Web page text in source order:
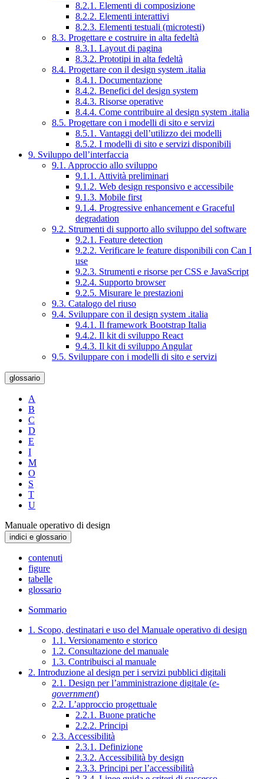
8.2.1. Elementi di composizione
8.2.2. Elementi interattivi
8.2.3. Elementi testuali (microtesti)
8.3. Progettare e costruire in alta fedeltà
8.3.1. Layout di pagina
8.3.2. Prototipi in alta fedeltà
8.4. Progettare con il design system .italia
8.4.1. Documentazione
8.4.2. Benefici del design system
8.4.3. Risorse operative
8.4.4. Come contribuire al design system .italia
8.5. Progettare con i modelli di sito e servizi
8.5.1. Vantaggi dell’utilizzo dei modelli
8.5.2. I modelli di sito e servizi disponibili
9. Sviluppo dell’interfaccia
9.1. Approccio allo sviluppo
9.1.1. Attività preliminari
9.1.2. Web design responsivo e accessibile
9.1.3. Mobile first
9.1.4. Progressive enhancement e Graceful
degradation
9.2. Strumenti di supporto allo sviluppo del software
9.2.1. Feature detection
9.2.2. Verificare le feature disponibili con Can I
use
9.2.3. Strumenti e risorse per CSS e JavaScript
9.2.4. Supporto browser
9.2.5. Misurare le prestazioni
9.3. Catalogo del riuso
9.4. Sviluppare con il design system .italia
9.4.1. Il framework Bootstrap Italia
9.4.2. Il kit di sviluppo React
9.4.3. Il kit di sviluppo Angular
9.5. Sviluppare con i modelli di sito e servizi
glossario
A
B
C
D
E
I
M
O
S
T
U
Manuale operativo di design
indici e glossario
contenuti
figure
tabelle
glossario
Sommario
1. Scopo, destinatari e uso del Manuale operativo di design
1.1. Versionamento e storico
1.2. Consultazione del manuale
1.3. Contribuisci al manuale
2. Introduzione al design per i servizi pubblici digitali
2.1. Design per l’amministrazione digitale (e-
government)
2.2. L’approccio progettuale
2.2.1. Buone pratiche
2.2.2. Principi
2.3. Accessibilità
2.3.1. Definizione
2.3.2. Accessibilità by design
2.3.3. Principi per l’accessibilità